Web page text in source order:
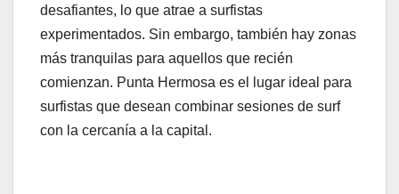
desafiantes, lo que atrae a surfistas
experimentados. Sin embargo, también hay zonas
más tranquilas para aquellos que recién
comienzan. Punta Hermosa es el lugar ideal para
surfistas que desean combinar sesiones de surf
con la cercanía a la capital.